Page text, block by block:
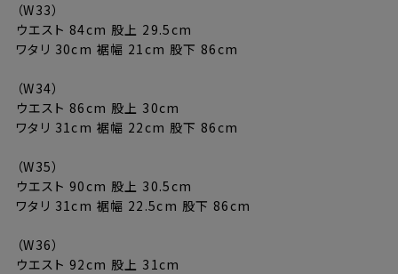
（W33）
ウエスト 84cm 股上 29.5cm
ワタリ 30cm 裾幅 21cm 股下 86cm
（W34）
ウエスト 86cm 股上 30cm
ワタリ 31cm 裾幅 22cm 股下 86cm
（W35）
ウエスト 90cm 股上 30.5cm
ワタリ 31cm 裾幅 22.5cm 股下 86cm
（W36）
ウエスト 92cm 股上 31cm